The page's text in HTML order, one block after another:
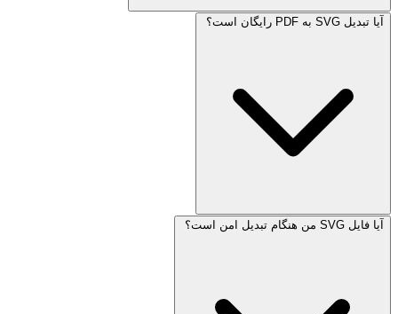
آیا تبدیل SVG به PDF رایگان است؟
آیا فایل SVG من هنگام تبدیل امن است؟